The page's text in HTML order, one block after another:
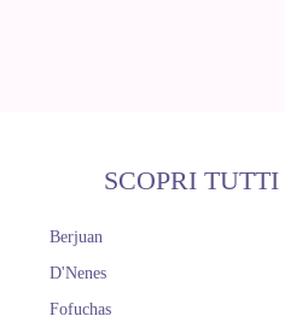
SCOPRI
Berjuan
D'Nenes
Fofuchas